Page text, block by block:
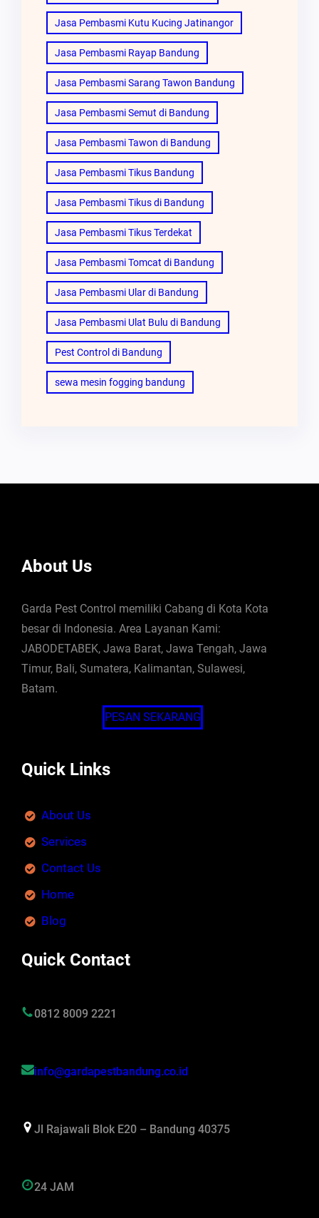
Jasa Pembasmi Kutu Kucing Jatinangor
Jasa Pembasmi Rayap Bandung
Jasa Pembasmi Sarang Tawon Bandung
Jasa Pembasmi Semut di Bandung
Jasa Pembasmi Tawon di Bandung
Jasa Pembasmi Tikus Bandung
Jasa Pembasmi Tikus di Bandung
Jasa Pembasmi Tikus Terdekat
Jasa Pembasmi Tomcat di Bandung
Jasa Pembasmi Ular di Bandung
Jasa Pembasmi Ulat Bulu di Bandung
Pest Control di Bandung
sewa mesin fogging bandung
About Us
Garda Pest Control memiliki Cabang di Kota Kota
besar di Indonesia. Area Layanan Kami:
JABODETABEK, Jawa Barat, Jawa Tengah, Jawa
Timur, Bali, Sumatera, Kalimantan, Sulawesi,
Batam.
PESAN SEKARANG
Quick Links
About Us
Services
Contact Us
Home
Blog
Quick Contact
0812 8009 2221
info@gardapestbandung.co.id
Jl Rajawali Blok E20 – Bandung 40375
24 JAM